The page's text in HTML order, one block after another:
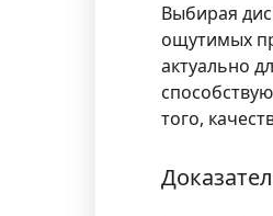
Выбирая
ощутимых
актуально
того,